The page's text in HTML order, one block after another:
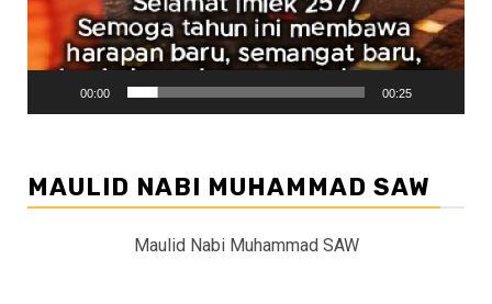
00:00 00:25
MAULID NABI MUHAMMAD SAW
Maulid Nabi Muhammad SAW